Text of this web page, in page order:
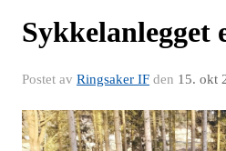
Sykkelanlegget
Postet av Ringsaker IF den 15. okt